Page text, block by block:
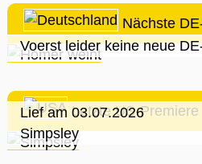
Nächste
Voerst leider keine neue
Letzte US-Premiere
Lief am 03.07.2026
Simpsley